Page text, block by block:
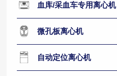
血库/采血车专用离心机
微孔板离心机
自动定位离心机